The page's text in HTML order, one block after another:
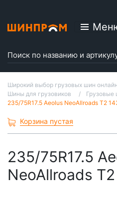
Широкий выбор грузовых шин онлайн
Шины для грузовиков
Грузовые
235/75R17.5 Aeolus NeoAllroads T2
Корзина пустая
235/75R17.5
NeoAllroads